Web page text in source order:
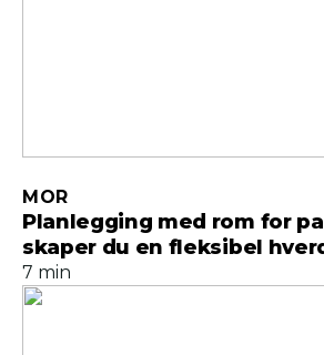
Planlegging med rom for
skaper du en fleksibel
MOR
7 min